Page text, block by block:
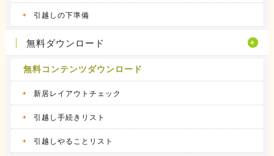
引越しの下準備
無料ダウンロード
無料コンテンツダウンロード
新居レイアウトチェック
引越し手続きリスト
引越しやることリスト